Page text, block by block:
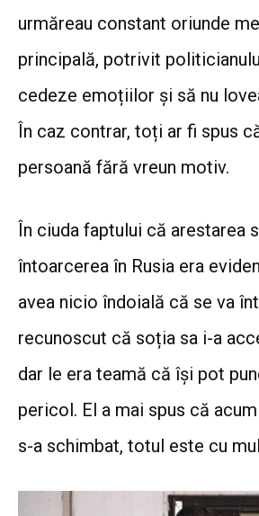
urmăreau constant oriunde
principală, potrivit
cedeze emoțiilor și să nu
În caz contrar, toți ar fi spus
persoană fără vreun motiv.
În ciuda faptului că arestarea
întoarcerea în Rusia era
avea nicio îndoială că se va
recunoscut că soția sa i-a
dar le era teamă că își pot
pericol. El a mai spus că
s-a schimbat, totul este cu